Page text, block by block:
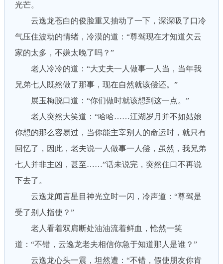
光芒。
云逸龙苍白的俊脸重又抽动了一下，深深吸了口冷
气压住波动的情绪，冷漠的道：“尊驾现在才知道欠云
家的太多，不嫌太晚了吗？”
老人冷冷的道：“大丈夫一人做事一人当，当年我
兄弟七人既然做了那事，现在自然就该偿还。”
展玉梅脱口道：“你们做时就该想到这一点。”
老人突然大笑道：“哈哈……江湖岁月并不如姑娘
你想的那么容易过，当你能主宰别人的命运时，就只有
回忆了，因此，老夫说一人做事一人偿，虽然，我兄弟
七人并非主凶，甚至……”话未说完，突然住口不再说
下去了。
云逸龙闻言星目神光立时一闪，冷声道：“尊驾是
受了别人指使？”
老人看着双肩断处油油流着鲜血，怆然一笑
道：“不错，云逸龙老夫相信你急于知道那人是谁？”
云逸龙心头一震，坦然遭：“不错，假使朋友你肯